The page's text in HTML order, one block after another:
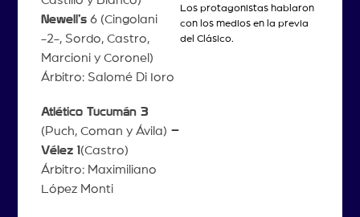
Newell’s6 (Cingolani
-2-, Sordo, Castro,
Marcioni y Coronel)
Árbitro: Salomé Di Ioro
Atlético Tucumán 3
(Puch, Coman y Ávila) –
Vélez 1(Castro)
Árbitro: Maximiliano
López Monti
Los protagonistas hablaron
con los medios en la previa
del Clásico.